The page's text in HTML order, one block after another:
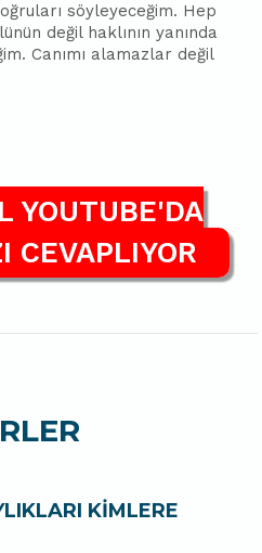
söyleyeceğim. Hep
değil haklının yanında
Canımı alamazlar değil
YOUTUBE'DA
CEVAPLIYOR
KİMLERE